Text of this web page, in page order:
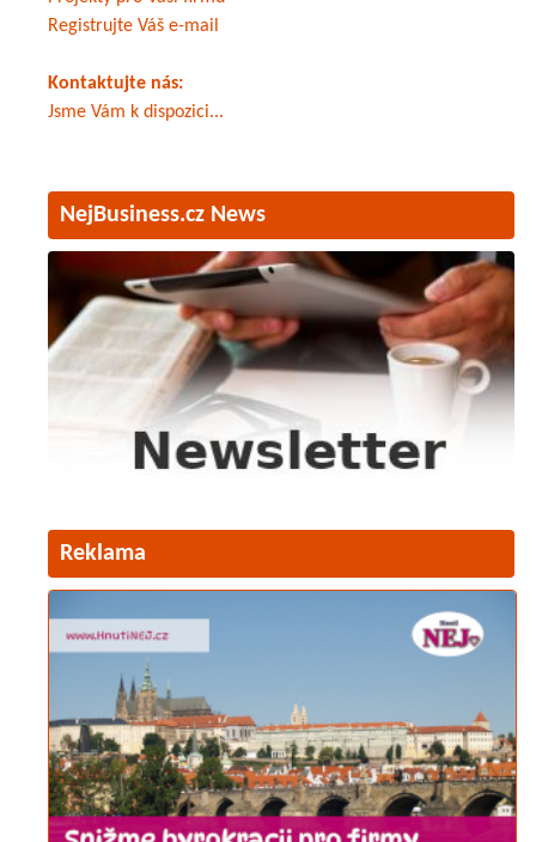
Registrujte Váš e-mail
Kontaktujte nás:
Jsme Vám k dispozici...
NejBusiness.cz News
Reklama